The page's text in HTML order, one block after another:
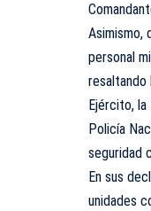
Asimismo,
personal
resaltando
Ejército,
Policía
seguridad
En sus
unidades